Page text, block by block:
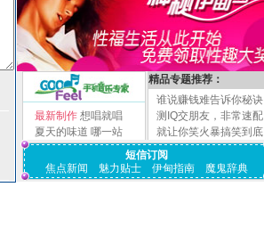
最新制作 想唱就唱
夏天的味道 哪一站
精品专题推荐：
谁说赚钱难告诉你秘诀
测IQ交朋友，非常速配
就让你笑火暴搞笑到底
短信订阅
焦点新闻
魅力贴士 伊甸指南 魔鬼辞典